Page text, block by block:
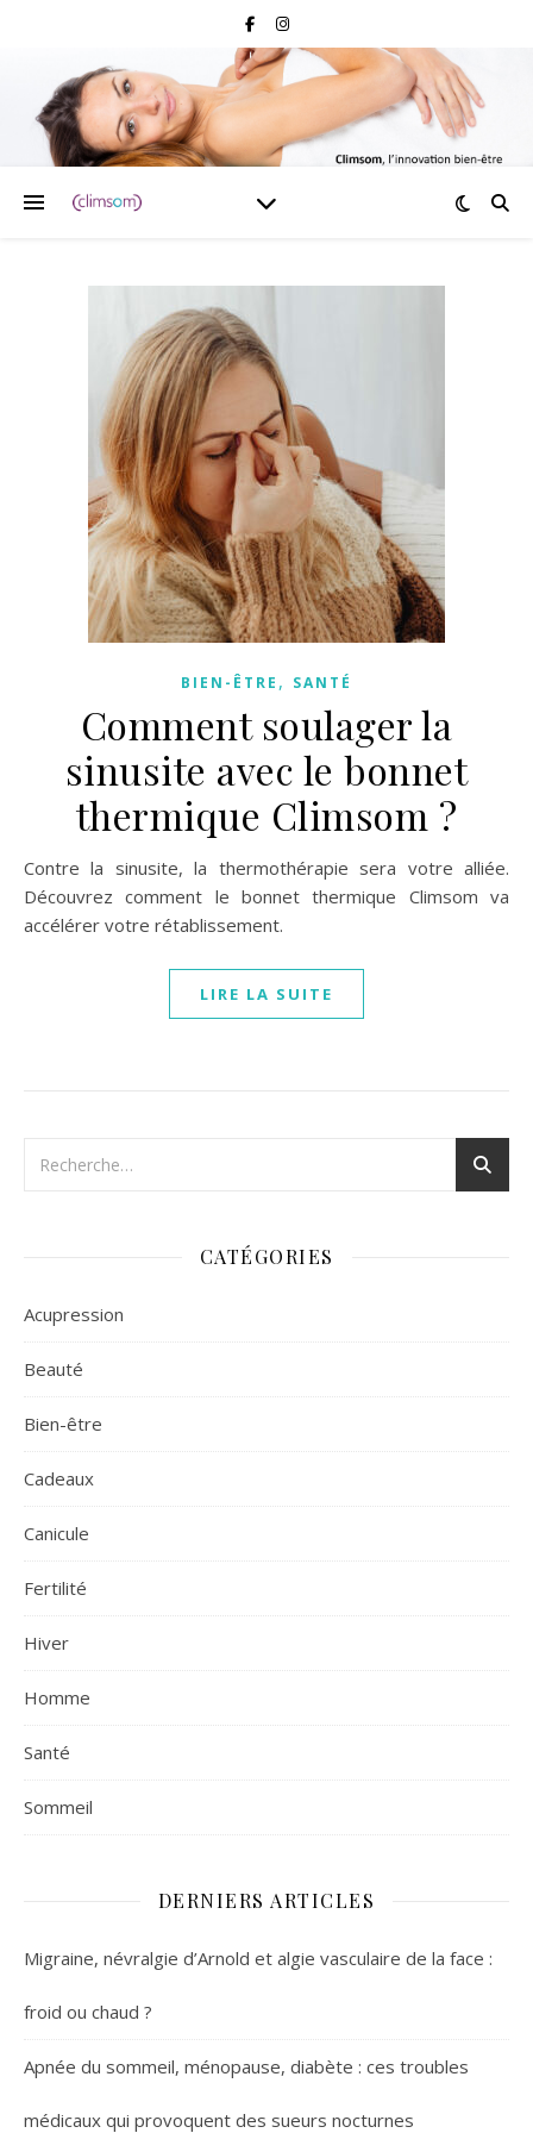
BIEN-ÊTRE , SANTÉ
Comment soulager la
sinusite avec le bonnet
thermique Climsom ?
Contre la sinusite, la thermothérapie sera votre alliée.
Découvrez comment le bonnet thermique Climsom va
accélérer votre rétablissement.
LIRE LA SUITE
CATÉGORIES
Acupression
Beauté
Bien-être
Cadeaux
Canicule
Fertilité
Hiver
Homme
Santé
Sommeil
DERNIERS ARTICLES
Migraine, névralgie d’Arnold et algie vasculaire de la face :
froid ou chaud ?
Apnée du sommeil, ménopause, diabète : ces troubles
médicaux qui provoquent des sueurs nocturnes